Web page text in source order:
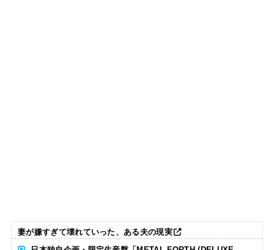
妻が嫌すぎて壊れていった、ある夫の現実